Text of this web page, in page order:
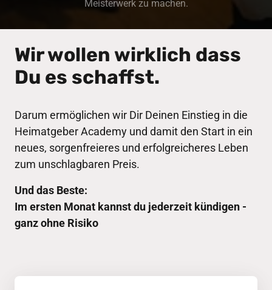
Wir wollen wirklich dass
Du es schaffst.
Darum ermöglichen wir Dir Deinen Einstieg in die
Heimatgeber Academy und damit den Start in ein
neues, sorgenfreieres und erfolgreicheres Leben
zum unschlagbaren Preis.
Und das Beste:
Im ersten Monat kannst du jederzeit kündigen -
ganz ohne Risiko